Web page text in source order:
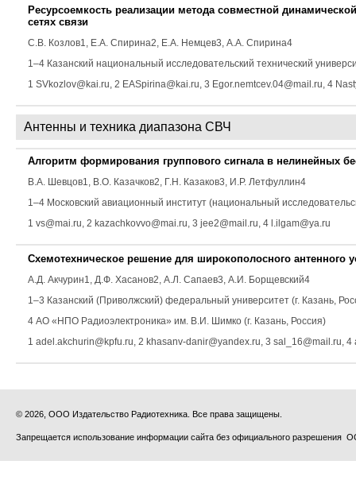
Ресурсоемкость реализации метода совместной
сетях связи
С.В. Козлов1, Е.А. Спирина2, Е.А. Немцев3, А.А. Спирина4
1–4 Казанский национальный исследовательский технический
1 SVkozlov@kai.ru, 2 EASpirina@kai.ru, 3 Egor.nemtcev.04@mail.ru, 4
Антенны и техника диапазона СВЧ
Алгоритм формирования группового сигнала в нелинейных
В.А. Шевцов1, В.О. Казачков2, Г.Н. Казаков3, И.Р. Летфуллин4
1–4 Московский авиационный институт (национальный
1 vs@mai.ru, 2 kazachkovvo@mai.ru, 3 jee2@mail.ru, 4 l.ilgam@ya.ru
Схемотехническое решение для широкополосного антенного
А.Д. Акчурин1, Д.Ф. Хасанов2, А.Л. Сапаев3, А.И. Борщевский4
1–3 Казанский (Приволжский) федеральный университет (г. Казань,
4 АО «НПО Радиоэлектроника» им. В.И. Шимко (г. Казань, Россия)
1 adel.akchurin@kpfu.ru, 2 khasanv-danir@yandex.ru, 3 sal_16@mail.ru, 4
© 2026, ООО Издательство Радиотехника. Все права защищены.
Запрещается использование информации сайта без официального разрешения